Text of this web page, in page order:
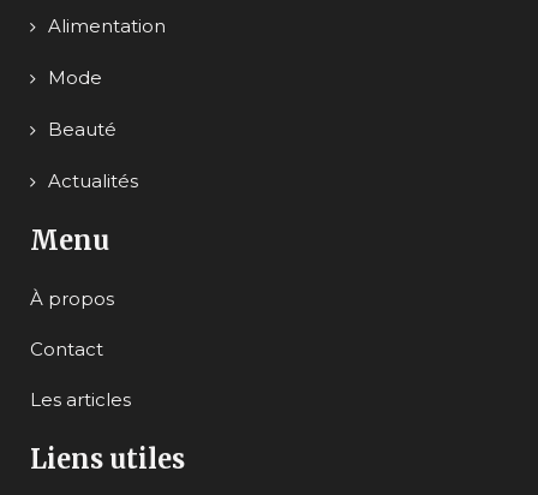
Alimentation
Mode
Beauté
Actualités
Menu
À propos
Contact
Les articles
Liens utiles